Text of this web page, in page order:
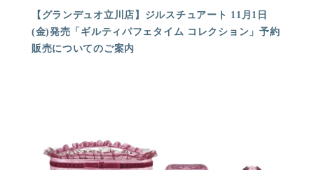
【グランデュオ立川店】ジルスチュアート 11月1日
(金)発売「ギルティパフェタイム コレクション」予約
販売についてのご案内